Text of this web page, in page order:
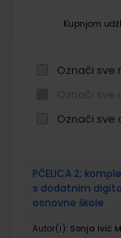
Kupnjom
Označi sve
Označi sve
proizvodi
PČELICA 2;
s dodatnim
osnovne škole
Autor(i): Sonja Ivić